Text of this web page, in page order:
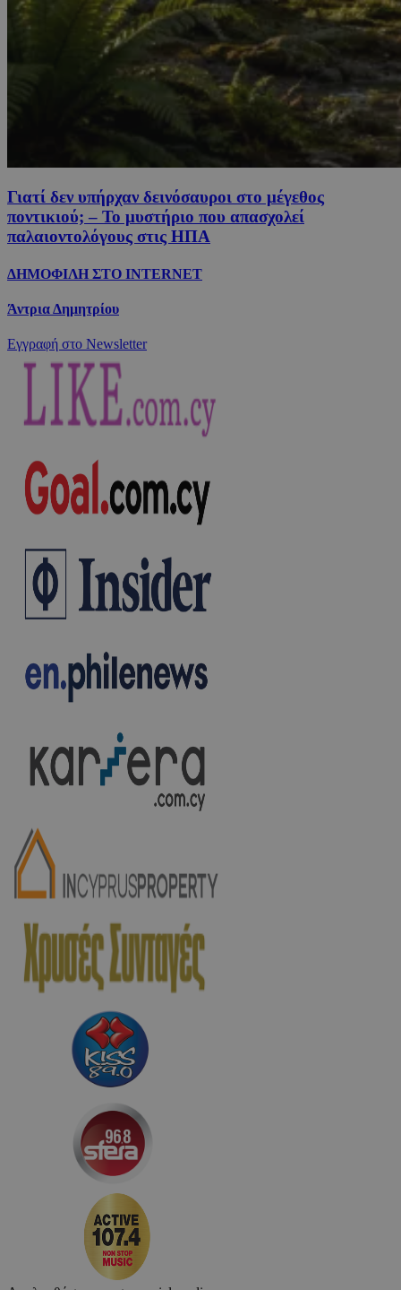
Γιατί δεν υπήρχαν δεινόσαυροι στο μέγεθος
ποντικιού; – Το μυστήριο που απασχολεί
παλαιοντολόγους στις ΗΠΑ
ΔΗΜΟΦΙΛΗ ΣΤΟ INTERNET
Άντρια Δημητρίου
Εγγραφή στο Newsletter